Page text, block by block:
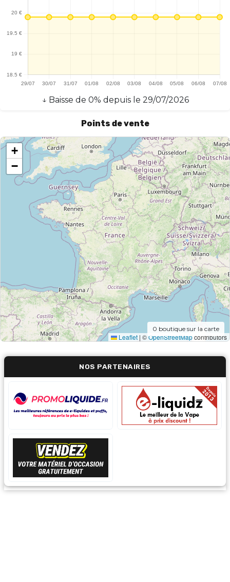
↓ Baisse de 0% depuis le 29/07/2026
Points de vente
+
−
Leaflet | ©OpenStreetMapcontributors
0 boutique sur la carte
NOS PARTENAIRES